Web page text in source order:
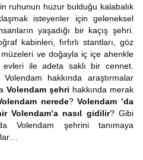
ruhunun huzur bulduğu kalabalık
isteyenler için geleneksel
yaşadığı bir kaçış şehri.
kabinleri, fırfırlı stantları, göz
müzeleri ve doğayla iç içe ahenkle
ile adeta saklı bir cennet.
Volendam hakkında araştırmalar
Volendam şehri hakkında merak
nerede?Volendam ’da
Volendam’a nasıl gidilir? Gibi
Volendam şehrini tanımaya